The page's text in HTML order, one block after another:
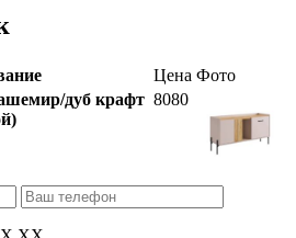
Цена Фото
дуб крафт 8080